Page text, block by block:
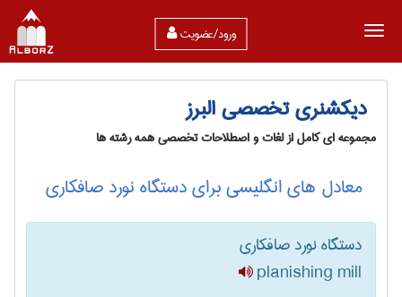
ورود/عضویت
دیکشنری تخصصی البرز
مجموعه ای کامل از لغات و اصطلاحات تخصصی همه رشته ها
معادل های انگلیسی برای دستگاه نورد صافکاری
دستگاه نورد صافکاری
planishing mill